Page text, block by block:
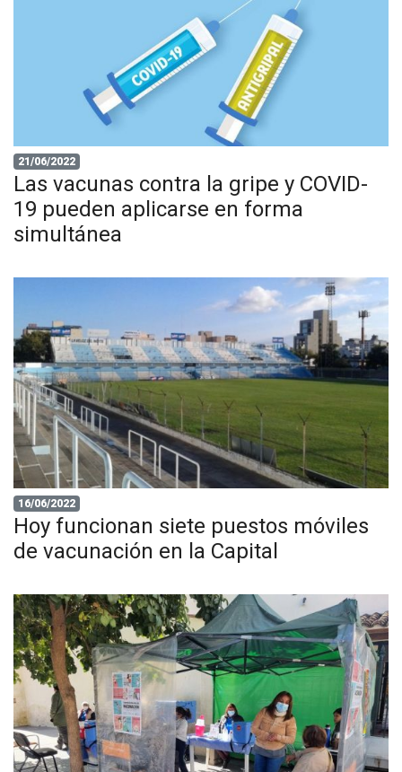
21/06/2022
Las vacunas contra la gripe y COVID-
19 pueden aplicarse en forma
simultánea
16/06/2022
Hoy funcionan siete puestos móviles
de vacunación en la Capital